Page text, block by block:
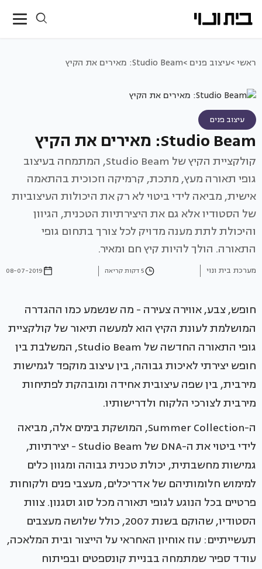
ראשי >עיצוב פנים >Studio Beam: מאירים את הקיץ
עיצוב פנים
Studio Beam: מאירים את הקיץ
קולקציית הקיץ של Studio Beam, המתמחה בעיצוב
גופי תאורה מעץ, מתכת, קרמיקה וזכוכית בהתאמה
אישית, מביאה לידי ביטוי לא רק את היכולות העיצוביות
של הסטודיו אלא גם את היצירתיות הטכנית, הגיוון
והיכולת לתת מענה מדויק לכל צורך בתחום גופי
התאורה. הולך להיות קיץ חם ומאיר.
מערכת בית ונוי 5 דקות קריאה 08-07-2019
חופש, צבע, אווירה צעירה - מה שנשמע כמו ההגדרה
המושלמת לעונת הקיץ הוא למעשה תיאור של קולקציית
גופי התאורה החדשה של Studio Beam, המשלבת בין
חופש יצירתי לאיכות גבוהה, בין עיצוב מוקפד לגמישות
מירבית, בין שפה עיצובית אחידה ומובהקת לפתיחות
מירבית לצורכי הלקוח ולדרישותיו.
ה-Summer Collection, המושקת בימים אלה, מביאה
לידי ביטוי את ה-DNA של Studio Beam - יצירתיות,
גמישות מחשבתית, יכולת טכנית גבוהה ומגוון כלים
למימוש חלומותיהם של אדריכלים, מעצבי פנים ולקוחות
פרטיים בכל הנוגע לגופי תאורה מכל סוג וסגנון. צוות
הסטודיו, שהוקם בשנת 2007, כולל שלושה מעצבים
תעשייתיים: עוז אוחיון האחראי על הייצור ובית המלאכה,
עודד ספיר שמתמחה בבניית קונספטים ובפיתוח